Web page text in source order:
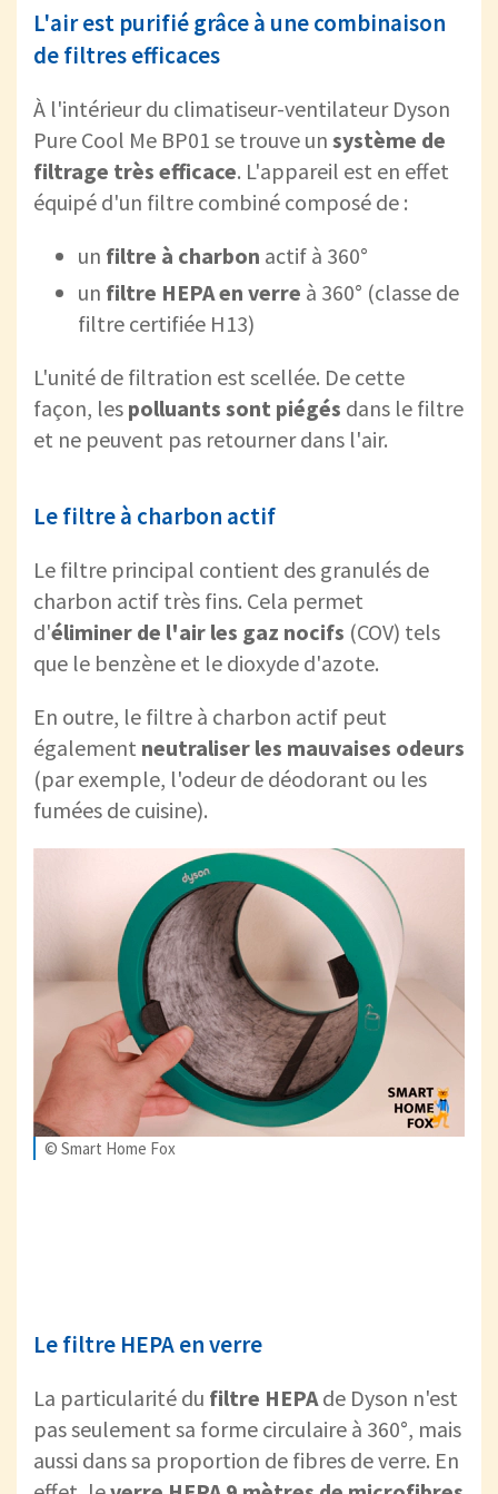
L'air est purifié grâce à une combinaison
de filtres efficaces
À l'intérieur du climatiseur-ventilateur Dyson
Pure Cool Me BP01 se trouve un système de
filtrage très efficace. L'appareil est en effet
équipé d'un filtre combiné composé de :
un filtre à charbon actif à 360°
un filtre HEPA en verre à 360° (classe de
filtre certifiée H13)
L'unité de filtration est scellée. De cette
façon, les polluants sont piégés dans le filtre
et ne peuvent pas retourner dans l'air.
Le filtre à charbon actif
Le filtre principal contient des granulés de
charbon actif très fins. Cela permet
d'éliminer de l'air les gaz nocifs (COV) tels
que le benzène et le dioxyde d'azote.
En outre, le filtre à charbon actif peut
également
(par exemple, l'odeur de déodorant ou les
fumées de cuisine).
© Smart Home Fox
Le filtre HEPA en verre
La particularité du filtre HEPAde Dyson n'est
pas seulement sa forme circulaire à 360°, mais
aussi dans sa proportion de fibres de verre. En